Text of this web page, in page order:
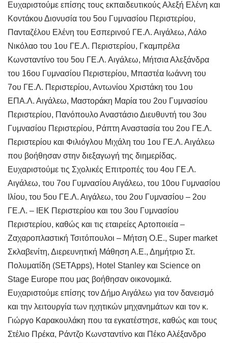
Ευχαριστούμε επίσης τους εκπαιδευτικούς Αλεξή Ελένη και
Κοντάκου Διονυσία του 5ου Γυμνασίου Περιστερίου,
Πανταζέλου Ελένη του Εσπερινού ΓΕ.Λ. Αιγάλεω, Λάλο
Νικόλαο του 1ου ΓΕ.Λ. Περιστερίου, Γκαμπρέλα
Κωνσταντίνο του 5ου ΓΕ.Λ. Αιγάλεω, Μήτσια Αλεξάνδρα
του 16ου Γυμνασίου Περιστερίου, Μπαστέα Ιωάννη του
7ου ΓΕ.Λ. Περιστερίου, Αντωνίου Χριστάκη του 1ου
ΕΠΑ.Λ. Αιγάλεω, Μαστοράκη Μαρία του 2ου Γυμνασίου
Περιστερίου, Πανόπουλο Αναστάσιο Διευθυντή του 3ου
Γυμνασίου Περιστερίου, Ράπτη Αναστασία του 2ου ΓΕ.Λ.
Περιστερίου και Φιλιόγλου Μιχάλη του 1ου ΓΕ.Λ. Αιγάλεω
που βοήθησαν στην διεξαγωγή της διημερίδας.
Ευχαριστούμε τις Σχολικές Επιτροπές του 4ου ΓΕ.Λ.
Αιγάλεω, του 7ου Γυμνασίου Αιγάλεω, του 10ου Γυμνασίου
Ιλίου, του 5ου ΓΕ.Λ. Αιγάλεω, του 2ου Γυμνασίου – 2ου
ΓΕ.Λ. – ΙΕΚ Περιστερίου και του 3ου Γυμνασίου
Περιστερίου, καθώς και τις εταιρείες Αρτοποιεία –
Ζαχαροπλαστική Τσιτόπουλοι – Μήτση Ο.Ε., Super market
Σκλαβενίτη, Διερευνητική Μάθηση Α.Ε., Δημήτριο Στ.
Πολυματίδη (SETApps), Hotel Stanley και Science on
Stage Europe που μας βοήθησαν οικονομικά.
Ευχαριστούμε επίσης τον Δήμο Αιγάλεω για τον δανεισμό
και την λειτουργία των ηχητικών μηχανημάτων και τον κ.
Γιώργο Καρακουλάκη που τα εγκατέστησε, καθώς και τους
Στέλιο Πρέκα, Ράντζο Κωνσταντίνο και Πέκο Αλέξανδρο